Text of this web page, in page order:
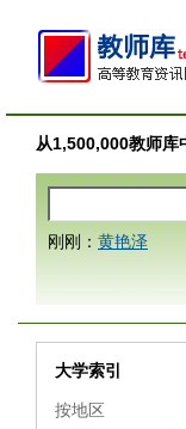
从1,500,000教师库
刚刚： 黄艳泽
大学索引
按地区